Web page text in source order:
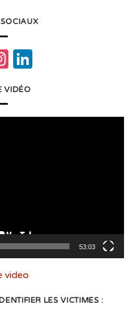
Instagram
VIDÉO
53:03
video
LES VICTIMES :